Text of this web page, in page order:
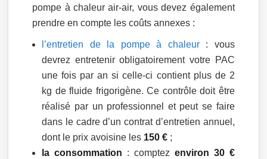
pompe à chaleur air-air, vous devez également
prendre en compte les coûts annexes :
l’entretien de la pompe à chaleur: vous
devrez entretenir obligatoirement votre PAC
une fois par an si celle-ci contient plus de 2
kg de fluide frigorigène. Ce contrôle doit être
réalisé par un professionnel et peut se faire
dans le cadre d’un contrat d’entretien annuel,
dont le prix avoisine les 150 € ;
la consommation : comptez environ 30 €